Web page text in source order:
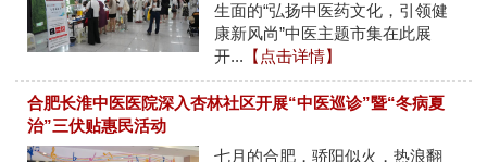
生面的“弘扬中医药文化，引领健
康新风尚”中医主题市集在此展
开... 【点击详情】
合肥长淮中医医院深入杏林社区开展“中医巡诊”暨“冬病夏
治”三伏贴惠民活动
七月的合肥，骄阳似火，热浪翻